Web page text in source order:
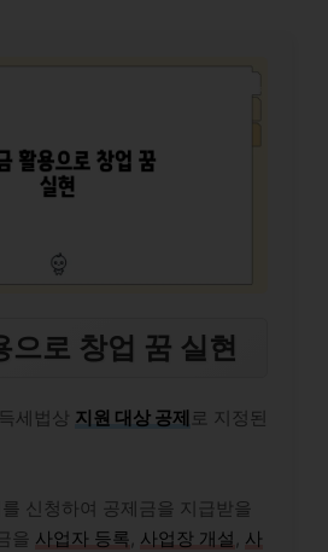
으로 창업 꿈 실현
세법상 지원 대상 공제 로 지정된
신청하여 공제금을 지급받을
을 사업자 등록 사업장 개설 사